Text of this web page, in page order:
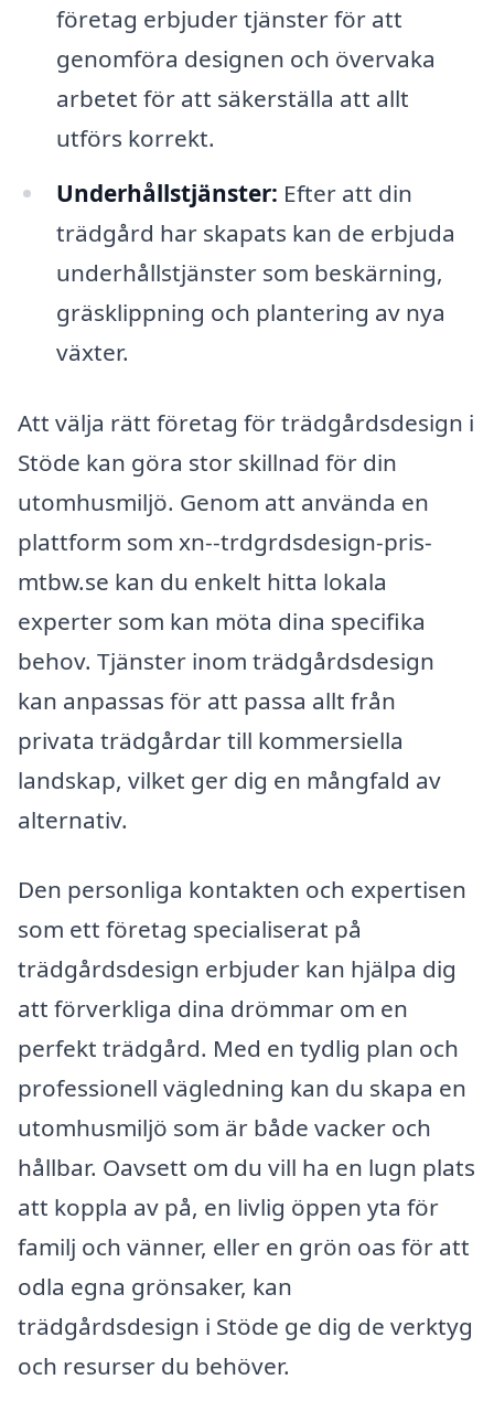
företag erbjuder tjänster för att
genomföra designen och övervaka
arbetet för att säkerställa att allt
utförs korrekt.
Underhållstjänster: Efter att din
trädgård har skapats kan de erbjuda
underhållstjänster som beskärning,
gräsklippning och plantering av nya
växter.
Att välja rätt företag för trädgårdsdesign i
Stöde kan göra stor skillnad för din
utomhusmiljö. Genom att använda en
plattform som xn--trdgrdsdesign-pris-
mtbw.se kan du enkelt hitta lokala
experter som kan möta dina specifika
behov. Tjänster inom trädgårdsdesign
kan anpassas för att passa allt från
privata trädgårdar till kommersiella
landskap, vilket ger dig en mångfald av
alternativ.
Den personliga kontakten och expertisen
som ett företag specialiserat på
trädgårdsdesign erbjuder kan hjälpa dig
att förverkliga dina drömmar om en
perfekt trädgård. Med en tydlig plan och
professionell vägledning kan du skapa en
utomhusmiljö som är både vacker och
hållbar. Oavsett om du vill ha en lugn plats
att koppla av på, en livlig öppen yta för
familj och vänner, eller en grön oas för att
odla egna grönsaker, kan
trädgårdsdesign i Stöde ge dig de verktyg
och resurser du behöver.